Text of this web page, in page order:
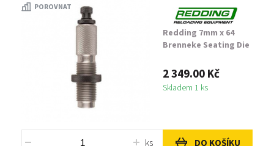
POROVNAT
Redding 7mm x 64
Brenneke Seating Die
2 349.00 Kč
Skladem 1 ks
ks DO KOŠÍKU